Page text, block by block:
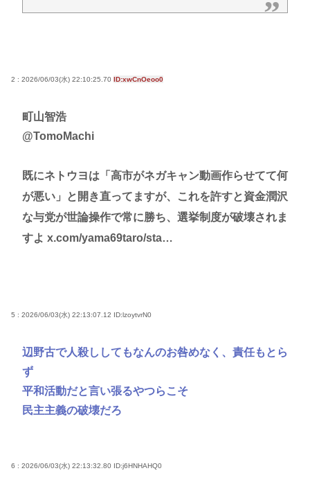
コロナ禍以上 飲食店からは悲痛な声上がる 消費税率
2 : 2026/06/03(水) 22:10:25.70 ID:xwCnOeoo0
町山智浩
@TomoMachi
既にネトウヨは「高市がネガキャン動画作らせてて何
が悪い」と開き直ってますが、これを許すと資金潤沢
な与党が世論操作で常に勝ち、選挙制度が破壊されま
すよ x.com/yama69taro/sta…
5 : 2026/06/03(水) 22:13:07.12 ID:lzoytvrN0
辺野古で人殺ししてもなんのお咎めなく、責任もとら
ず
平和活動だと言い張るやつらこそ
民主主義の破壊だろ
6 : 2026/06/03(水) 22:13:32.80 ID:j6HNHAHQ0